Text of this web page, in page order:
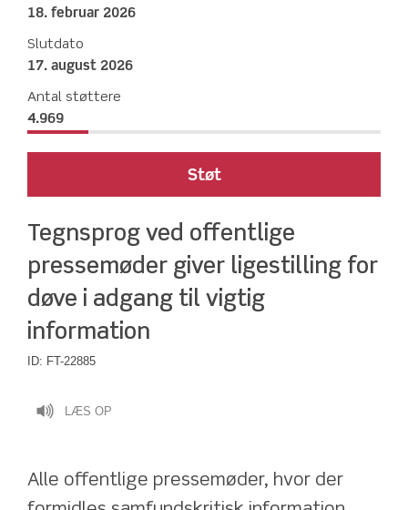
18. februar 2026
Slutdato
17. august 2026
Antal støttere
4.969
Støt
Tegnsprog ved offentlige
pressemøder giver ligestilling for
døve i adgang til vigtig
information
ID: FT-22885
LÆS OP
Alle offentlige pressemøder, hvor der